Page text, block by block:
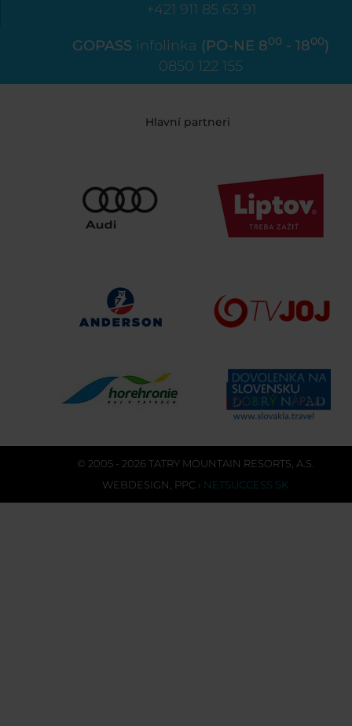
+421 911 85 63 91
GOPASS infolinka (PO-NE 800 - 1800)
0850 122 155
Hlavní partneri
© 2005 - 2026 TATRY MOUNTAIN RESORTS, A.S.
WEBDESIGN PPC › NETSUCCESS.SK